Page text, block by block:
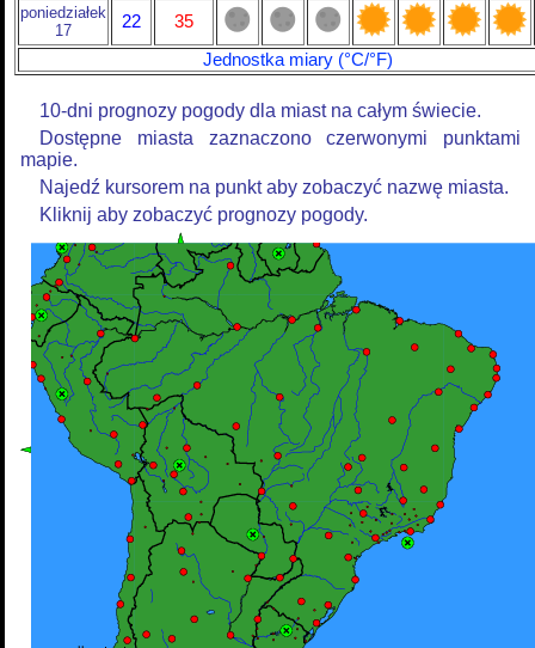
poniedziałek
17
22
35
Jednostka miary (°C/°F)
10-dni prognozy pogody dla miast na całym świecie.
Dostępne miasta zaznaczono czerwonymi punktami
mapie.
Najedź kursorem na punkt aby zobaczyć nazwę miasta.
Kliknij aby zobaczyć prognozy pogody.